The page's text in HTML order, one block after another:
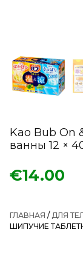
Kao Bub On
ванны 12 ×
€14.00
ГЛАВНАЯ / ДЛЯ
ШИПУЧИЕ